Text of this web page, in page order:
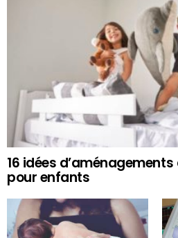
16 idées
pour enfants